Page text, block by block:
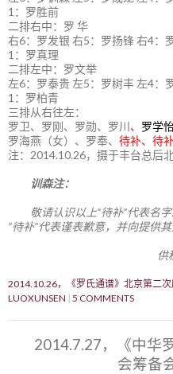
1：罗胜前
二排右中：罗 华
右6：罗发银 右5：罗扬锋 右4：
1：罗真理
二排左中：罗文举
左6：罗泰贵 左5：罗树丰 左4：
1：罗柏青
三排从右往左：
罗卫、罗刚、罗勋、罗川 、 罗学怡
罗海燕（女）、罗奉、 待补、待补
注：2014.10.26，摄于丰台总后
训森注：
敬请认识以上“待补”代表名
“待补”代表谨表歉意，并向提供
供
2014.10.26，《罗氏通谱》北京第二
LUOXUNSEN 5 COMMENTS
2014.7.27，《中华
会筹备